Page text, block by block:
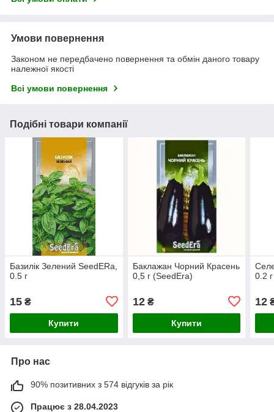
Умови повернення
Законом не передбачено повернення та обмін даного товару
належної якості
Всі умови повернення
Подібні товари компанії
Базилік Зелений SeedERa,
0.5 г
15 ₴
Купити
Баклажан Чорний Красень
0,5 г (SeedEra)
12₴
Купити
0.2 г
12
Про нас
90% позитивних з 574 відгуків за рік
Працює з 28.04.2023